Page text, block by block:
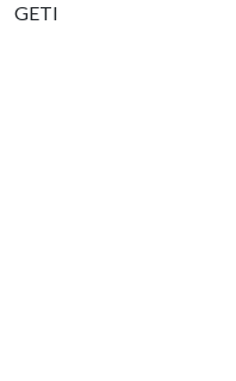
GETI